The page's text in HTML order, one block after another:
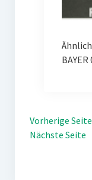
Vorherige Seite
Nächste Seite